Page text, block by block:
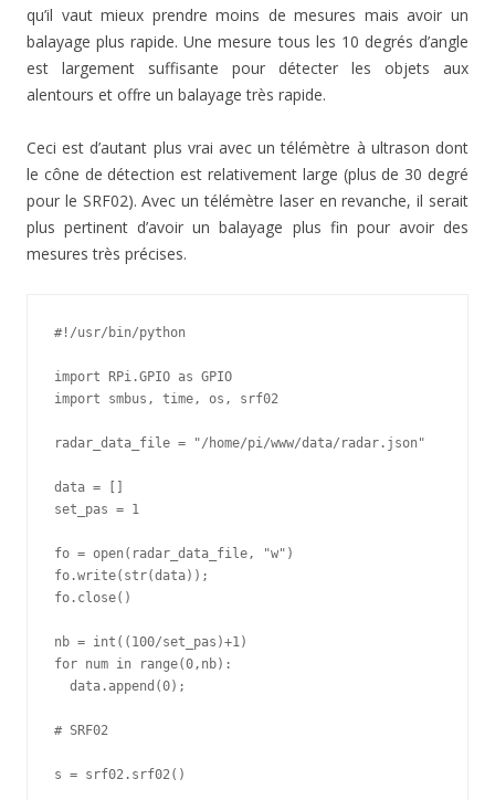
qu’il vaut mieux prendre moins de mesures mais avoir un
balayage plus rapide. Une mesure tous les 10 degrés d’angle
est largement suffisante pour détecter les objets aux
alentours et offre un balayage très rapide.
Ceci est d’autant plus vrai avec un télémètre à ultrason dont
le cône de détection est relativement large (plus de 30 degré
pour le SRF02). Avec un télémètre laser en revanche, il serait
plus pertinent d’avoir un balayage plus fin pour avoir des
mesures très précises.
#!/usr/bin/python
import RPi.GPIO as GPIO
import smbus, time, os, srf02
radar_data_file = "/home/pi/www/data/radar.json"
data = []
set_pas = 1
fo = open(radar_data_file, "w")
fo.write(str(data));
fo.close()
nb = int((100/set_pas)+1)
for num in range(0,nb):
data.append(0);
# SRF02
s = srf02.srf02()